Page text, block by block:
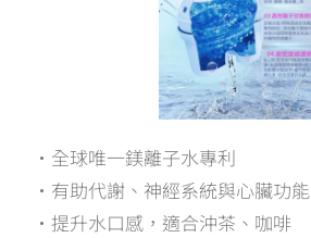
・全球唯一鎂離子水專利
・有助代謝、神經系統與心臟功能
・提升水口感，適合沖茶、咖啡